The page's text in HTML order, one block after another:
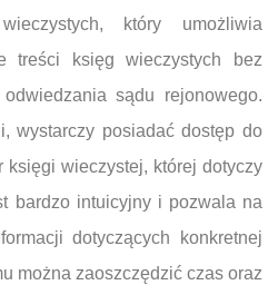
który umożliwia
treści księg wieczystych bez
sądu rejonowego.
wystarczy posiadać dostęp do
księgi wieczystej, której dotyczy
bardzo intuicyjny i pozwala na
dotyczących konkretnej
można zaoszczędzić czas oraz